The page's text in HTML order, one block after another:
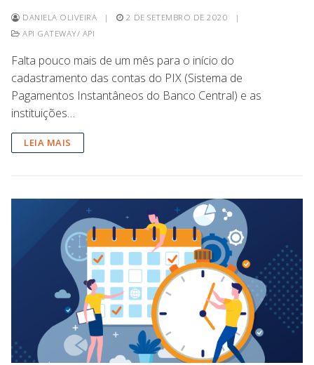
DANIELA OLIVEIRA | 2 DE SETEMBRO DE 2020
|
API GATEWAY/ API
Falta pouco mais de um mês para o início do
cadastramento das contas do PIX (Sistema de
Pagamentos Instantâneos do Banco Central) e as
instituições…
LEIA MAIS